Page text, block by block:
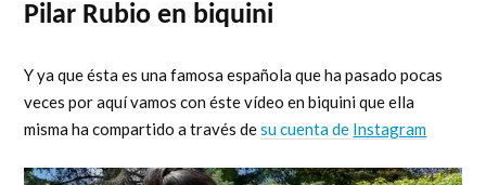
Pilar Rubio en biquini
Y ya que ésta es una famosa española que ha pasado pocas
veces por aquí vamos con éste vídeo en biquini que ella
misma ha compartido a través desu cuenta de Instagram